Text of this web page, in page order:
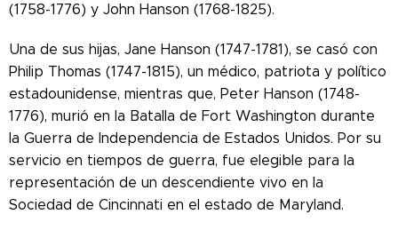
(1758-1776) y John Hanson (1768-1825).
Una de sus hijas, Jane Hanson (1747-1781), se casó con
Philip Thomas (1747-1815), un médico, patriota y político
estadounidense, mientras que, Peter Hanson (1748-
1776), murió en la Batalla de Fort Washington durante
la Guerra de Independencia de Estados Unidos. Por su
servicio en tiempos de guerra, fue elegible para la
representación de un descendiente vivo en la
Sociedad de Cincinnati en el estado de Maryland.